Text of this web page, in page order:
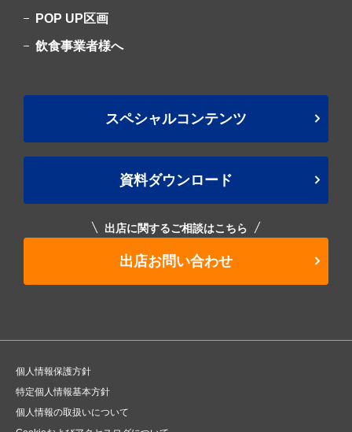
POP UP区画
飲食事業者様へ
スペシャルコンテンツ
資料ダウンロード
出店に関するご相談はこちら
出店お問い合わせ
個人情報保護方針
特定個人情報基本方針
個人情報の取扱いについて